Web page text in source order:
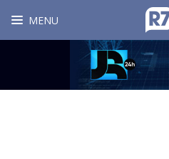
MENU